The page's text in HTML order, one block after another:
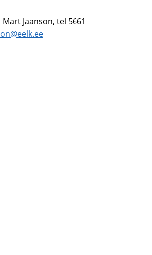
Jaanson, tel 5661
@eelk.ee